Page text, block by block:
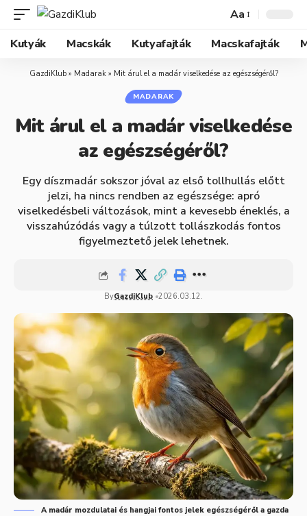
Aa
Kutyák
Macskák Kutyafajták Macskafajták
GazdiKlub» Madarak» Mit árul el a madár viselkedése az egészségéről?
MADARAK
Mit árul el a madár viselkedése
az egészségéről?
Egy díszmadár sokszor jóval az első tollhullás előtt
jelzi, ha nincs rendben az egészsége: apró
viselkedésbeli változások, mint a kevesebb éneklés, a
visszahúzódás vagy a túlzott tollászkodás fontos
figyelmeztető jelek lehetnek.
ByGazdiKlub 2026.03.12.
A madár mozdulatai és hangjai fontos jelek egészségéről a gazda